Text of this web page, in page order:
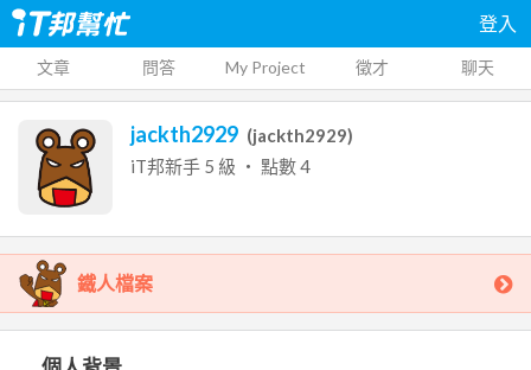
登入
文章 問答 My Project 徵才 聊天
jackth2929 (jackth2929)
iT邦新手 5 級 ‧ 點數4
鐵人檔案